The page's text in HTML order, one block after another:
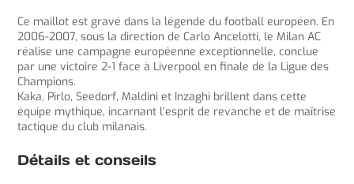
Ce maillot est gravé dans la légende du football européen. En
2006-2007, sous la direction de Carlo Ancelotti, le Milan AC
réalise une campagne européenne exceptionnelle, conclue
par une victoire 2-1 face à Liverpool en finale de la Ligue des
Champions.
Kaka, Pirlo, Seedorf, Maldini et Inzaghi brillent dans cette
équipe mythique, incarnant l’esprit de revanche et de maîtrise
tactique du club milanais.
Détails et conseils